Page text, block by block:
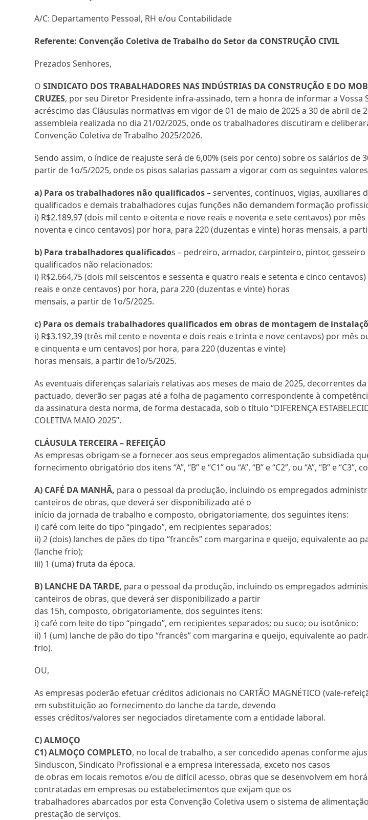
A/C: Departamento Pessoal, RH e/ou Contabilidade
Referente: Convenção Coletiva de Trabalho do Setor da CONSTRUÇÃO CIVIL
Prezados Senhores,
O SINDICATO DOS TRABALHADORES NAS INDÚSTRIAS DA CONSTRUÇÃO E DO
CRUZES, por seu Diretor Presidente infra-assinado, tem a honra de informar a Vossa
acréscimo das Cláusulas normativas em vigor de 01 de maio de 2025 a 30 de abril de
assembleia realizada no dia 21/02/2025, onde os trabalhadores discutiram e
Convenção Coletiva de Trabalho 2025/2026.
Sendo assim, o índice de reajuste será de 6,00% (seis por cento) sobre os salários de
partir de 1o/5/2025, onde os pisos salarias passam a vigorar com os seguintes
a) Para os trabalhadores não qualificados– serventes, contínuos, vigias, auxiliares
qualificados e demais trabalhadores cujas funções não demandem formação
i) R$2.189,97 (dois mil cento e oitenta e nove reais e noventa e sete centavos) por mês
noventa e cinco centavos) por hora, para 220 (duzentas e vinte) horas mensais, a
b) Para trabalhadores qualificados – pedreiro, armador, carpinteiro, pintor,
qualificados não relacionados:
i) R$2.664,75 (dois mil seiscentos e sessenta e quatro reais e setenta e cinco
reais e onze centavos) por hora, para 220 (duzentas e vinte) horas
mensais, a partir de 1o/5/2025.
c) Para os demais trabalhadores qualificados em obras de montagem de
i) R$3.192,39 (três mil cento e noventa e dois reais e trinta e nove centavos) por mês
e cinquenta e um centavos) por hora, para 220 (duzentas e vinte)
horas mensais, a partir de1o/5/2025.
As eventuais diferenças salariais relativas aos meses de maio de 2025, decorrentes
pactuado, deverão ser pagas até a folha de pagamento correspondente à
da assinatura desta norma, de forma destacada, sob o título “DIFERENÇA
COLETIVA MAIO 2025”.
CLÁUSULA TERCEIRA – REFEIÇÃO
As empresas obrigam-se a fornecer aos seus empregados alimentação subsidiada
fornecimento obrigatório dos itens “A”, “B” e “C1” ou “A”, “B” e “C2”, ou “A”, “B” e “C3”,
A) CAFÉ DA MANHÃ, para o pessoal da produção, incluindo os empregados
canteiros de obras, que deverá ser disponibilizado até o
início da jornada de trabalho e composto, obrigatoriamente, dos seguintes itens:
i) café com leite do tipo “pingado”, em recipientes separados;
ii) 2 (dois) lanches de pães do tipo “francês” com margarina e queijo, equivalente ao
(lanche frio);
iii) 1 (uma) fruta da época.
B) LANCHE DA TARDE, para o pessoal da produção, incluindo os empregados
canteiros de obras, que deverá ser disponibilizado a partir
das 15h, composto, obrigatoriamente, dos seguintes itens:
i) café com leite do tipo “pingado”, em recipientes separados; ou suco; ou isotônico;
ii) 1 (um) lanche de pão do tipo “francês” com margarina e queijo, equivalente ao
frio).
OU,
As empresas poderão efetuar créditos adicionais no CARTÃO MAGNÉTICO (vale-
em substituição ao fornecimento do lanche da tarde, devendo
esses créditos/valores ser negociados diretamente com a entidade laboral.
C) ALMOÇO
C1) ALMOÇO COMPLETO, no local de trabalho, a ser concedido apenas conforme
Sinduscon, Sindicato Profissional e a empresa interessada, exceto nos casos
de obras em locais remotos e/ou de difícil acesso, obras que se desenvolvem em
contratadas em empresas ou estabelecimentos que exijam que os
trabalhadores abarcados por esta Convenção Coletiva usem o sistema de
prestação de serviços.